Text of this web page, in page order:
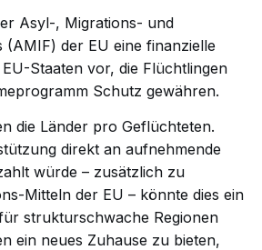
Asyl-, Migrations- und
(AMIF) der EU eine finanzielle
Staaten vor, die Flüchtlingen
Schutz gewähren.
die Länder pro Geflüchteten.
direkt an aufnehmende
würde – zusätzlich zu
Mitteln der EU – könnte dies ein
strukturschwache Regionen
ein neues Zuhause zu bieten,